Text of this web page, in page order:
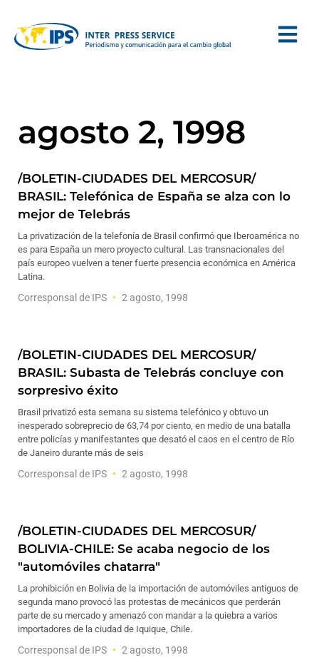
agosto 2, 1998
/BOLETIN-CIUDADES DEL MERCOSUR/
BRASIL: Telefónica de España se alza con lo
mejor de Telebrás
La privatización de la telefonía de Brasil confirmó que Iberoamérica no
es para España un mero proyecto cultural. Las transnacionales del
país europeo vuelven a tener fuerte presencia económica en América
Latina.
Corresponsal de IPS 2 agosto, 1998
/BOLETIN-CIUDADES DEL MERCOSUR/
BRASIL: Subasta de Telebrás concluye con
sorpresivo éxito
Brasil privatizó esta semana su sistema telefónico y obtuvo un
inesperado sobreprecio de 63,74 por ciento, en medio de una batalla
entre policías y manifestantes que desató el caos en el centro de Río
de Janeiro durante más de seis
Corresponsal de IPS 2 agosto, 1998
/BOLETIN-CIUDADES DEL MERCOSUR/
BOLIVIA-CHILE: Se acaba negocio de los
"automóviles chatarra"
La prohibición en Bolivia de la importación de automóviles antiguos de
segunda mano provocó las protestas de mecánicos que perderán
parte de su mercado y amenazó con mandar a la quiebra a varios
importadores de la ciudad de Iquique, Chile.
Corresponsal de IPS 2 agosto, 1998